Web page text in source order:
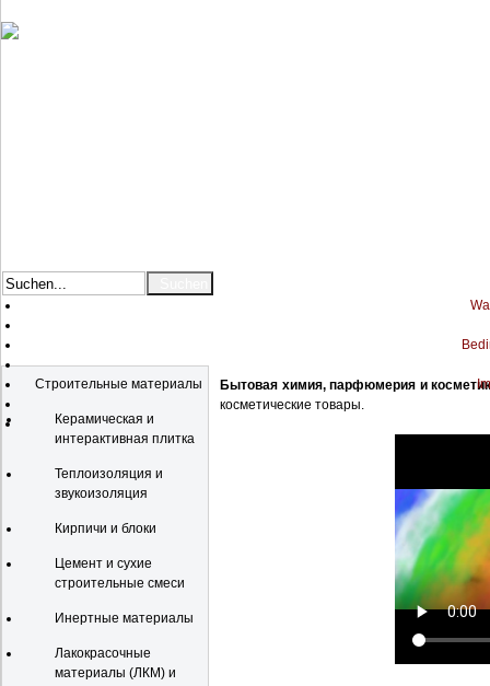
Строительные материалы
Керамическая и
интерактивная плитка
Теплоизоляция и
звукоизоляция
Кирпичи и блоки
Цемент и сухие
строительные смеси
Инертные материалы
Лакокрасочные
материалы (ЛКМ) и
Бытовая химия, парфюмерия и
косметические товары.